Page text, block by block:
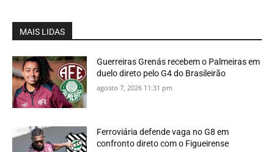
MAIS LIDAS
Guerreiras Grenás recebem o Palmeiras em
duelo direto pelo G4 do Brasileirão
agosto 7, 2026 11:31 pm
Ferroviária defende vaga no G8 em
confronto direto com o Figueirense